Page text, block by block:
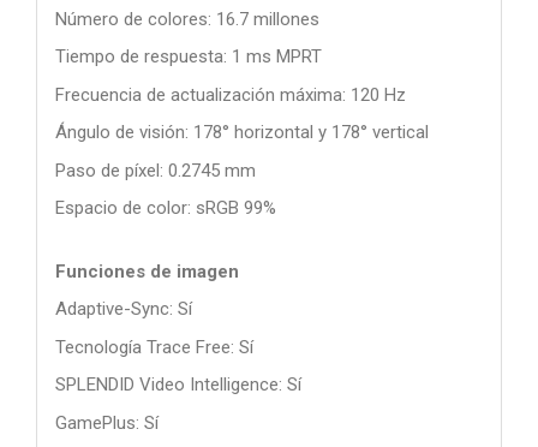
Número de colores: 16.7 millones
Tiempo de respuesta: 1 ms MPRT
Frecuencia de actualización máxima: 120 Hz
Ángulo de visión: 178° horizontal y 178° vertical
Paso de píxel: 0.2745 mm
Espacio de color: sRGB 99%
Funciones de imagen
Adaptive-Sync: Sí
Tecnología Trace Free: Sí
SPLENDID Video Intelligence: Sí
GamePlus: Sí